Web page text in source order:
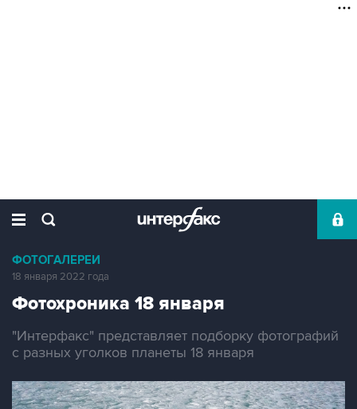
ФОТОГАЛЕРЕИ
18 января 2022 года
Фотохроника 18 января
"Интерфакс" представляет подборку фотографий
с разных уголков планеты 18 января